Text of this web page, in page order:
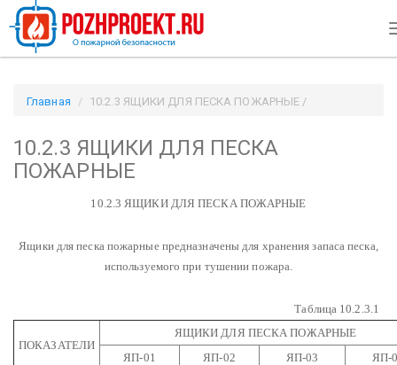
Главная
10.2.3 ЯЩИКИ ДЛЯ ПЕСКА ПОЖАРНЫЕ /
10.2.3 ЯЩИКИ ДЛЯ ПЕСКА
ПОЖАРНЫЕ
10.2.3 ЯЩИКИ ДЛЯ ПЕСКА ПОЖАРНЫЕ
Ящики для песка пожарные предназначены для хранения запаса песка,
используемого при тушении пожара.
Таблица 10.2.3.1
ПОКАЗАТЕЛИ
ЯЩИКИ ДЛЯ ПЕСКА ПОЖАРНЫЕ
ЯП-01
ЯП-02 ЯП-03
ЯП-